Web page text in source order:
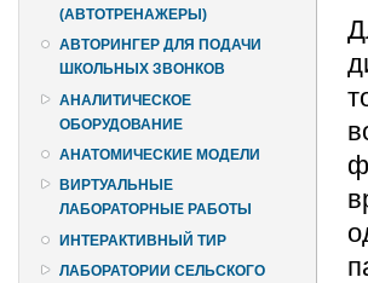
(АВТОТРЕНАЖЕРЫ)
АВТОРИНГЕР ДЛЯ ПОДАЧИ
ШКОЛЬНЫХ ЗВОНКОВ
АНАЛИТИЧЕСКОЕ
ОБОРУДОВАНИЕ
АНАТОМИЧЕСКИЕ МОДЕЛИ
ВИРТУАЛЬНЫЕ
ЛАБОРАТОРНЫЕ РАБОТЫ
ИНТЕРАКТИВНЫЙ ТИР
ЛАБОРАТОРИИ СЕЛЬСКОГО